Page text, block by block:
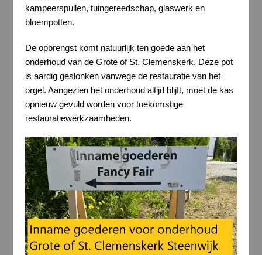
kampeerspullen, tuingereedschap, glaswerk en
bloempotten.
De opbrengst komt natuurlijk ten goede aan het
onderhoud van de Grote of St. Clemenskerk. Deze pot
is aardig geslonken vanwege de restauratie van het
orgel. Aangezien het onderhoud altijd blijft, moet de kas
opnieuw gevuld worden voor toekomstige
restauratiewerkzaamheden.